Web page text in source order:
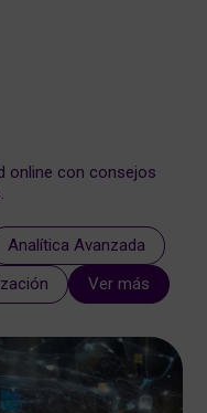
online con consejos
Analítica Avanzada
Ver más